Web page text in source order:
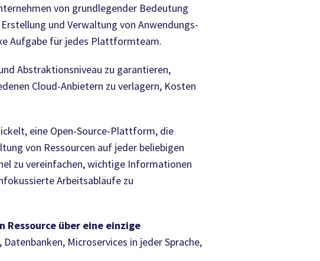
von grundlegender Bedeutung
und Verwaltung von Anwendungs-
Aufgabe für jedes Plattformteam.
Abstraktionsniveau zu garantieren,
Cloud-Anbietern zu verlagern, Kosten
eine Open-Source-Plattform, die
von Ressourcen auf jeder beliebigen
zu vereinfachen, wichtige Informationen
Arbeitsabläufe zu
Ressource über eine einzige
Microservices in jeder Sprache,